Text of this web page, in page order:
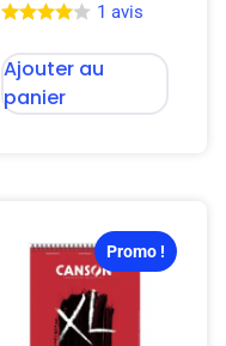
1 avis
Ajouter au
panier
Promo !